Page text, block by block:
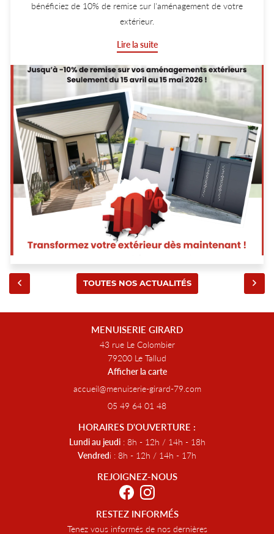
bénéficiez de 10% de remise sur l'aménagement de votre
extérieur.
à prix réduit !
Nous vous proposons également un accompagnement sur
mesure, adapté à vos besoins.
Pour plus d'informations, contactez nous au 05 49 64 01 48.
Lire la suite
TOUTES NOS ACTUALITÉS
MENUISERIE GIRARD
43 rue Le Colombier
79200 Le Tallud
Afficher la carte
05 49 64 01 48
HORAIRES D'OUVERTURE :
Lundi au jeudi : 8h - 12h / 14h - 18h
Vendredi : 8h - 12h / 14h - 17h
REJOIGNEZ-NOUS
RESTEZ INFORMÉS
Tenez vous informés de nos dernières